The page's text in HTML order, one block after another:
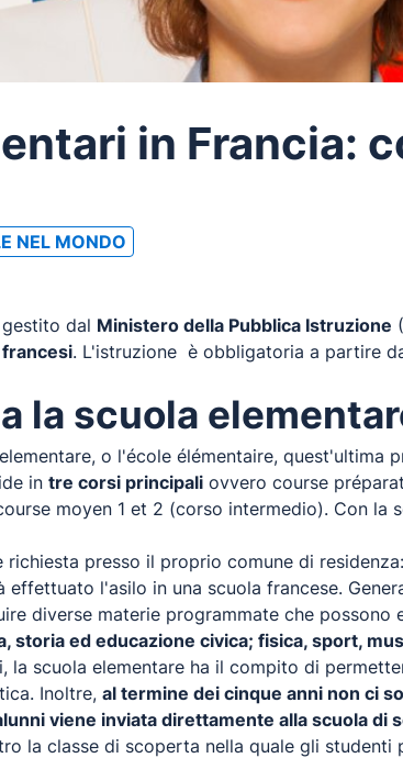
in Francia:
NEL MONDO
dal Ministero della Pubblica Istruzione
. L'istruzione è obbligatoria a partire
la scuola
o l'école élémentaire, quest'ultima
in tre corsi principali ovvero course
moyen 1 et 2 (corso intermedio). Con
presso il proprio comune di
l'asilo in una scuola francese.
diverse materie programmate che possono
storia ed educazione civica; fisica, sport,
la scuola elementare ha il compito di
Inoltre, al termine dei cinque anni non ci
viene inviata direttamente alla scuola di
la classe di scoperta nella quale gli